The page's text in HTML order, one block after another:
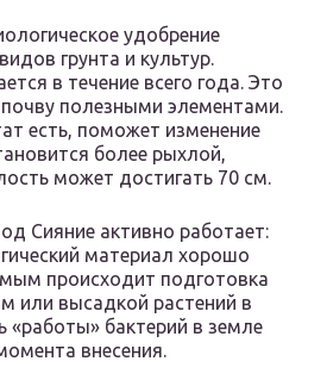
удобрение
грунта и культур.
в течение всего года. Это
полезными элементами.
есть, поможет изменение
более рыхлой,
может достигать 70 см.
Сияние активно работает:
материал хорошо
происходит подготовка
или высадкой растений в
«работы» бактерий в земле
внесения.